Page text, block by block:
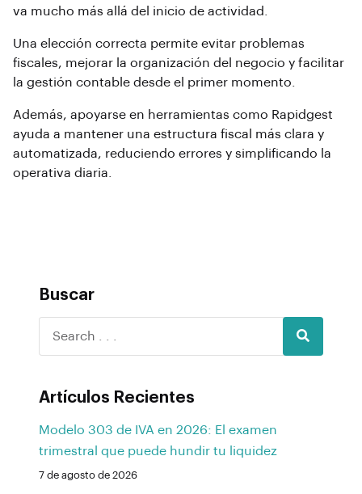
va mucho más allá del inicio de actividad.
Una elección correcta permite evitar problemas
fiscales, mejorar la organización del negocio y facilitar
la gestión contable desde el primer momento.
Además, apoyarse en herramientas como Rapidgest
ayuda a mantener una estructura fiscal más clara y
automatizada, reduciendo errores y simplificando la
operativa diaria.
Buscar
Artículos Recientes
Modelo 303 de IVA en 2026: El examen
trimestral que puede hundir tu liquidez
7 de agosto de 2026